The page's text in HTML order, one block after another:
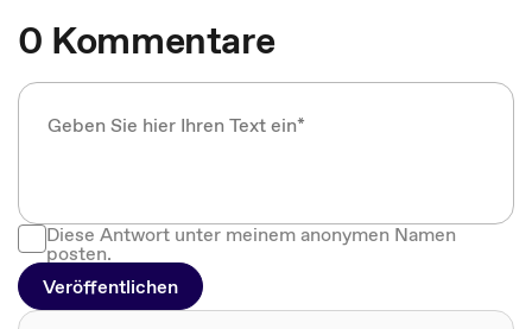
0 Kommentare
Diese Antwort unter meinem anonymen Namen
posten.
Veröffentlichen